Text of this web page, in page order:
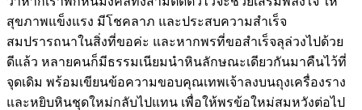
สุขภาพแข็งแรง มีโชคลาภ และประสบความสำเร็จ
สมปรารถนาในสิ่งที่ขอค่ะ และหากพรที่ขอสำเร็จลุล่วงไปด้วย
ดีแล้ว หลายคนก็มีธรรมเนียมนำหินลักษณะเดียวกันมาคืนไว้ที่
จุดเดิม พร้อมเขียนข้อความขอบคุณเทพเจ้าลงบนถุงเครื่องราง
และหยิบหินชุดใหม่กลับไปแทน เพื่อให้พรข้อใหม่สมหวังต่อไป